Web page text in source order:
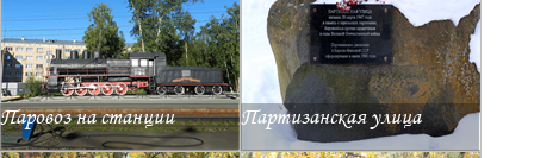
Паровоз на станции Партизанская улица